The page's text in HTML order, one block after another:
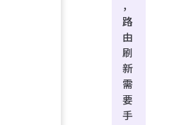
，
路
由
刷
新
需
要
手